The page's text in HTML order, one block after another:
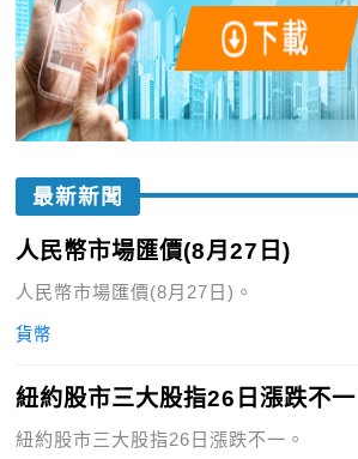
最新新聞
人民幣市場匯價(8月27日)
人民幣市場匯價(8月27日)。
貨幣
紐約股市三大股指26日漲跌不一
紐約股市三大股指26日漲跌不一。